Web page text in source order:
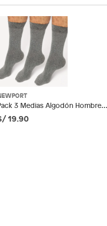
3 Medias Algodón Hombre
19.90